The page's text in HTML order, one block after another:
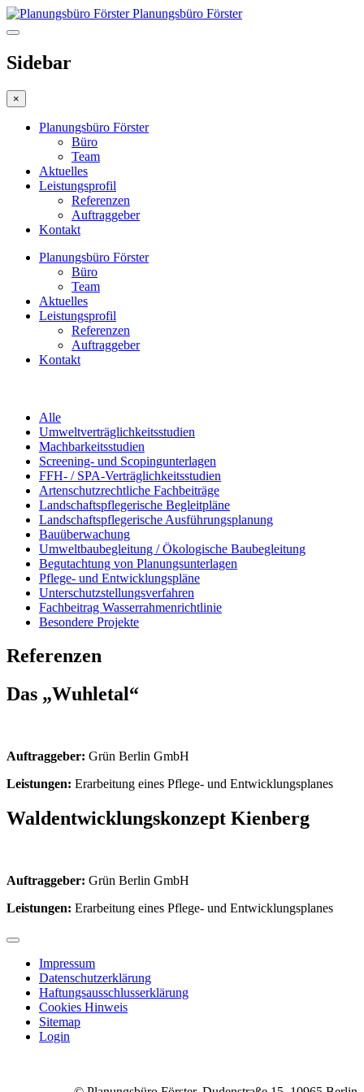
Planungsbüro Förster
Sidebar
×
Planungsbüro Förster
Büro
Team
Aktuelles
Leistungsprofil
Referenzen
Auftraggeber
Kontakt
Planungsbüro Förster
Büro
Team
Aktuelles
Leistungsprofil
Referenzen
Auftraggeber
Kontakt
Alle
Umweltverträglichkeitsstudien
Machbarkeitsstudien
Screening- und Scopingunterlagen
FFH- / SPA-Verträglichkeitsstudien
Artenschutzrechtliche Fachbeiträge
Landschaftspflegerische Begleitpläne
Landschaftspflegerische Ausführungsplanung
Bauüberwachung
Umweltbaubegleitung / Ökologische Baubegleitung
Begutachtung von Planungsunterlagen
Pflege- und Entwicklungspläne
Unterschutzstellungsverfahren
Fachbeitrag Wasserrahmenrichtlinie
Besondere Projekte
Referenzen
Das „Wuhletal“
Auftraggeber: Grün Berlin GmbH
Leistungen: Erarbeitung eines Pflege- und Entwicklungsplanes
Waldentwicklungskonzept Kienberg
Auftraggeber: Grün Berlin GmbH
Leistungen: Erarbeitung eines Pflege- und Entwicklungsplanes
Impressum
Datenschutzerklärung
Haftungsausschlusserklärung
Cookies Hinweis
Sitemap
Login